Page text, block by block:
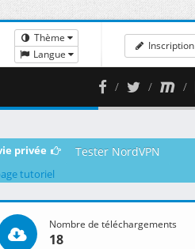
Thème
Langue
Inscription
privée Tester NordVPN
tutoriel
Nombre de téléchargements
18